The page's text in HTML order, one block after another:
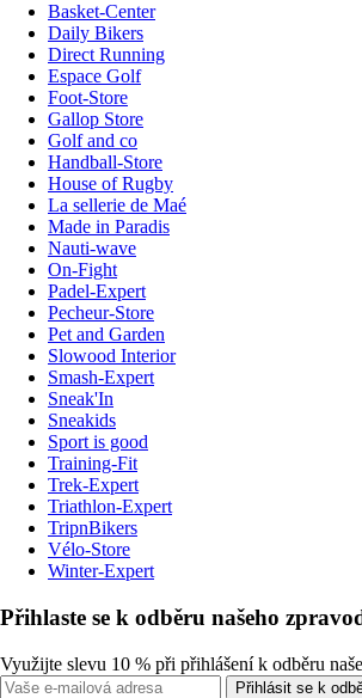
Basket-Center
Daily Bikers
Direct Running
Espace Golf
Foot-Store
Gallop Store
Golf and co
Handball-Store
House of Rugby
La sellerie de Maé
Made in Paradis
Nauti-wave
On-Fight
Padel-Expert
Pecheur-Store
Pet and Garden
Slowood Interior
Smash-Expert
Sneak'In
Sneakids
Sport is good
Training-Fit
Trek-Expert
Triathlon-Expert
TripnBikers
Vélo-Store
Winter-Expert
Přihlaste se k odběru našeho
Využijte slevu 10 % při přihlášení k odběru
Přihlásit se k